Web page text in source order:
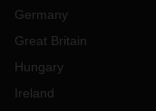
Germany
Great Britain
Hungary
Ireland